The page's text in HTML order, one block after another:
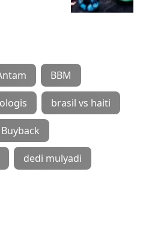
BBM
brasil vs haiti
Buyback
dedi mulyadi